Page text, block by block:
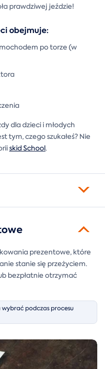
prawdziwej jeździe!
obejmuje:
po torze (w
dla dzieci i młodych
tym, czego szukałeś? Nie
skid School.
prezentowe, które
stanie się przeżyciem.
bezpłatnie otrzymać
podczas procesu